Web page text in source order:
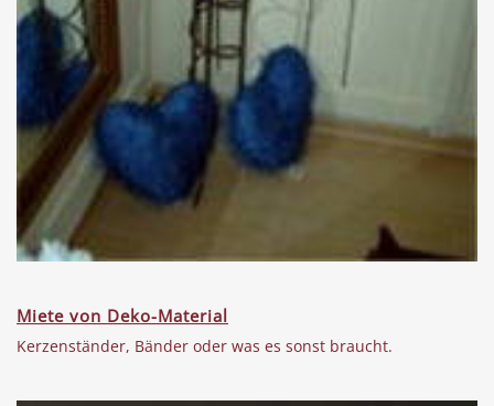
Miete von Deko-Material
Kerzenständer, Bänder oder was es sonst braucht.